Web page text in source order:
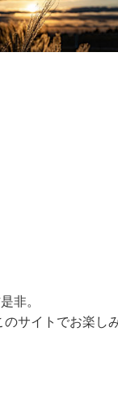
非。
サイトでお楽し